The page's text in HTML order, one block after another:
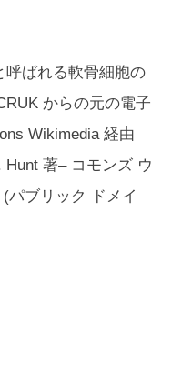
呼ばれる軟骨細胞の
からの元の電子
Wikimedia 経由
著– コモンズ ウ
パブリック ドメイ